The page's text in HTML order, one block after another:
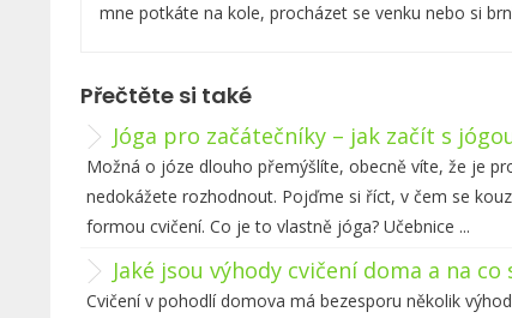
mne potkáte na kole, procházet se venku nebo si
Přečtěte si také
Jóga pro začátečníky – jak začít s
Možná o józe dlouho přemýšlíte, obecně víte, že je
nedokážete rozhodnout. Pojďme si říct, v čem se
formou cvičení. Co je to vlastně jóga? Učebnice ...
Jaké jsou výhody cvičení doma a na
Cvičení v pohodlí domova má bezesporu několik